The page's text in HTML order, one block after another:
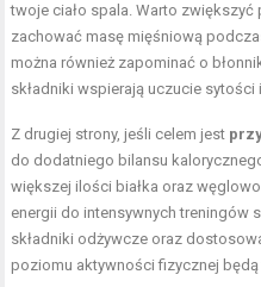
twoje ciało spala. Warto
zachować masę mięśniową
można również zapominać o
składniki wspierają uczucie
Z drugiej strony, jeśli celem jest
do dodatniego bilansu
większej ilości białka oraz
energii do intensywnych treningów
składniki odżywcze oraz
poziomu aktywności fizycznej